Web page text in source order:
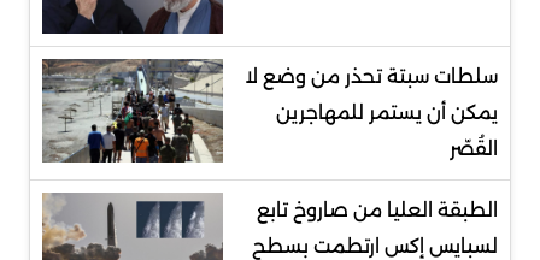
سلطات سبتة تحذر من وضع لا
يمكن أن يستمر للمهاجرين
القُصّر
الطبقة العليا من صاروخ تابع
لسبايس إكس ارتطمت بسطح